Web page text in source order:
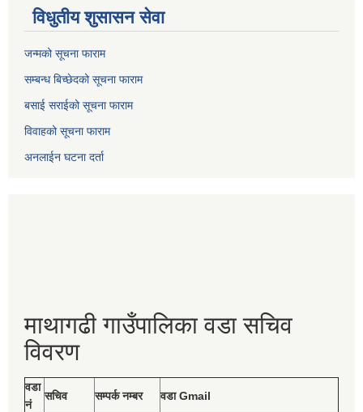
विधुतीय शुसासन सेवा
जन्मको सूचना फाराम
सम्बन्ध बिच्छेदको सूचना फाराम
बसाई सराईको सूचना फाराम
विवाहको सूचना फाराम
अनलाईन घटना दर्ता
माथागढी गाउँपालिका वडा सचिव
विवरण
वडा
नं
सचिव सम्पर्क नम्बर वडा Gmail